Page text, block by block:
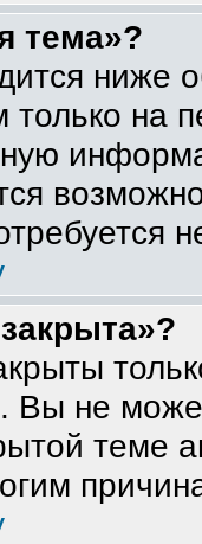
тема»?
ниже
на
Вы не
теме